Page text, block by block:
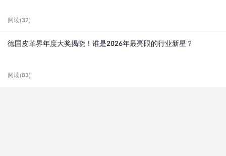
阅读(32)
德国皮革界年度大奖揭晓！谁是2026年最亮眼的行业新星？
阅读(83)